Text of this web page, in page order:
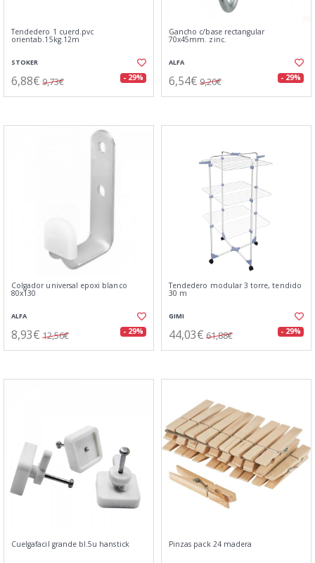
Tendedero 1 cuerd.pvc
orientab.15kg.12m
STOKER
6,88€ 9,73€ - 29%
Gancho c/base rectangular
70x45mm. zinc.
ALFA
6,54€ 9,20€ - 29%
Colgador universal epoxi blanco
80x130
ALFA
8,93€ 12,56€ - 29%
Tendedero modular 3 torre, tendido
30 m
GIMI
44,03€ 61,88€ - 29%
Cuelgafacil grande bl.5u hanstick Pinzas pack 24 madera